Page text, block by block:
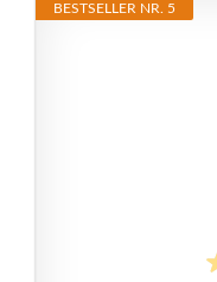
BESTSELLER NR. 5